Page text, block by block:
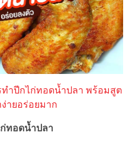
ทำปีกไก่ทอดน้ำปลา พร้อมสูต
ายอร่อยมาก
ทอดน้ำปลา